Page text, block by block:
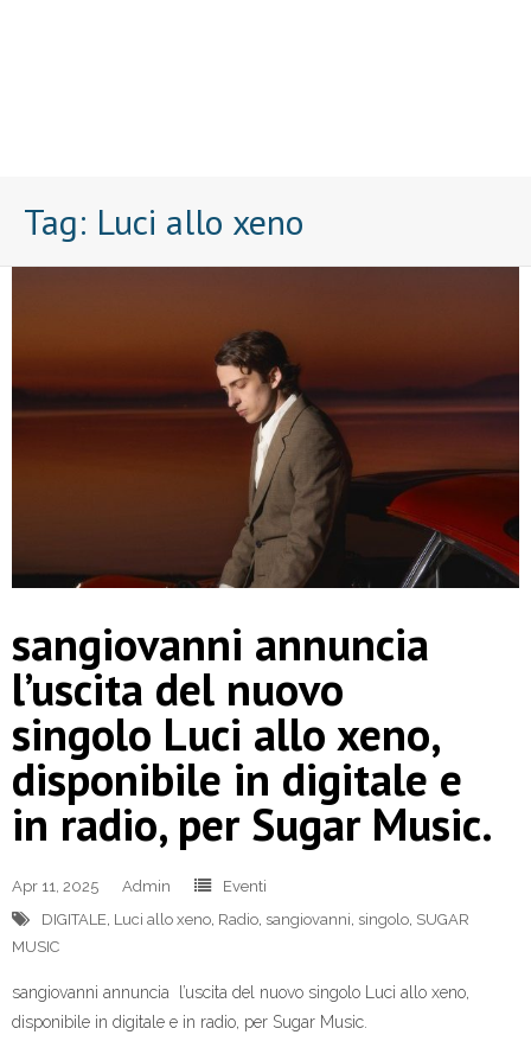
Tag: Luci allo xeno
sangiovanni annuncia
l’uscita del nuovo
singolo Luci allo xeno,
disponibile in digitale e
in radio, per Sugar Music.
Apr 11, 2025 Admin
Eventi
DIGITALE, Luci allo xeno, Radio, sangiovanni, singolo, SUGAR
MUSIC
sangiovanni annuncia l’uscita del nuovo singolo Luci allo xeno,
disponibile in digitale e in radio, per Sugar Music.